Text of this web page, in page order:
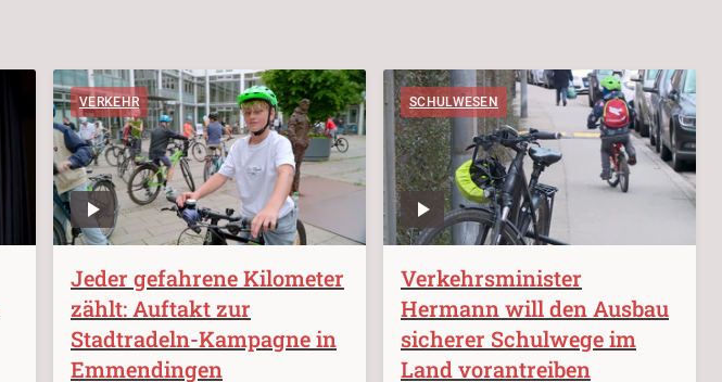
VERKEHR
Jeder gefahrene Kilometer
zählt: Auftakt zur
Stadtradeln-Kampagne in
Emmendingen
SCHULWESEN
Verkehrsminister
Hermann will den Ausbau
sicherer Schulwege im
Land vorantreiben